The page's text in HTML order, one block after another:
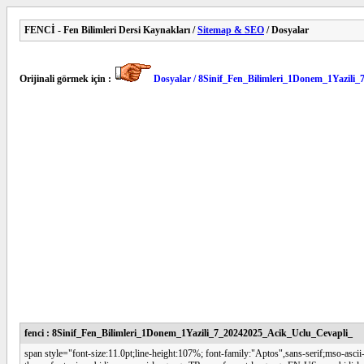
FENCİ - Fen Bilimleri Dersi Kaynakları /Sitemap & SEO / Dosyalar
Orijinali görmek için : Dosyalar /
fenci : 8Sinif_Fen_Bilimleri_1Donem_1Yazili_7_20242025_Acik_Uclu_Cevapli_
span style="font-size:11.0pt;line-height:107%; font-family:"Aptos",sans-serif;mso-